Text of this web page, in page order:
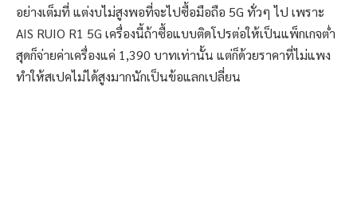
อย่างเต็มที่ แต่งบไม่สูงพอที่จะไปซื้อมือถือ 5G ทั่วๆ ไป เพราะ
AIS RUIO R1 5G เครื่องนี้ถ้าซื้อแบบติดโปรต่อให้เป็นแพ็กเกจต่ำ
สุดก็จ่ายค่าเครื่องแค่ 1,390 บาทเท่านั้น แต่ก็ด้วยราคาที่ไม่แพง
ทำให้สเปคไม่ได้สูงมากนักเป็นข้อแลกเปลี่ยน